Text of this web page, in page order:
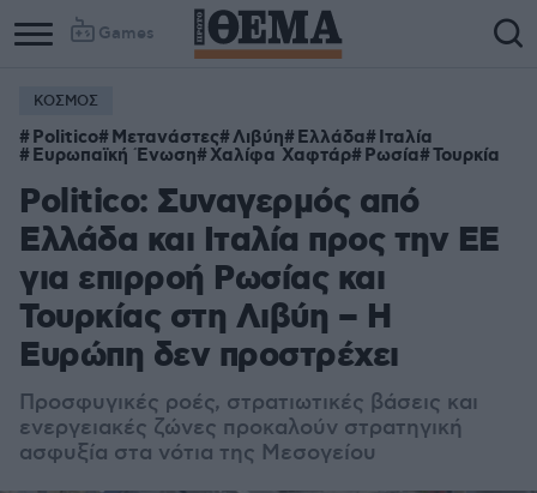
Games
ΚΟΣΜΟΣ
Politico Μετανάστες Λιβύη Ελλάδα Ιταλία
Ευρωπαϊκή Ένωση Χαλίφα Χαφτάρ Ρωσία Τουρκία
Politico: Συναγερμός από
Ελλάδα και Ιταλία προς την ΕΕ
για επιρροή Ρωσίας και
Τουρκίας στη Λιβύη – Η
Ευρώπη δεν προστρέχει
Προσφυγικές ροές, στρατιωτικές βάσεις και
ενεργειακές ζώνες προκαλούν στρατηγική
ασφυξία στα νότια της Μεσογείου